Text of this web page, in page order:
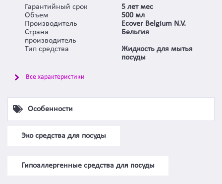
Гарантийный срок
5 лет мес
Объем
500 мл
Производитель
Ecover Belgium N.V.
Страна
производитель
Бельгия
Тип средства
Жидкость для мытья
посуды
Все характеристики
Особенности
Эко средства для посуды
Гипоаллергенные средства для посуды